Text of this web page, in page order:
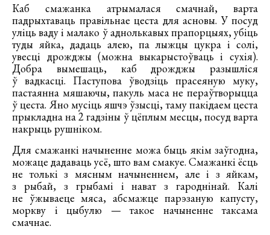
Каб смажанка атрымалася смачнай, варта
падрыхтаваць правільнае цеста для асновы. У посуд
уліць ваду і малако ў аднолькавых прапорцыях, убіць
туды яйка, дадаць алею, па лыжцы цукра і солі,
увесці дрожджы (можна выкарыстоўваць і сухія).
Добра вымешаць, каб дрожджы разышліся
ў вадкасці. Паступова ўводзіць прасеяную муку,
пастаянна мяшаючы, пакуль маса не пераўтворыцца
ў цеста. Яно мусіць яшчэ ўзысці, таму пакідаем цеста
прыкладна на 2 гадзіны ў цёплым месцы, посуд варта
накрыць рушніком.
Для смажанкі начыненне можа быць якім заўгодна,
можаце дадаваць усё, што вам смакуе. Смажанкі ёсць
не толькі з мясным начыненнем, але і з яйкам,
з рыбай, з грыбамі і нават з гароднінай. Калі
не ўжываеце мяса, абсмажце парэзаную капусту,
моркву і цыбулю — такое начыненне таксама
смачнае.